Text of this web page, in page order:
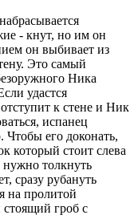
- кнут, но им он
он выбивает из
Это самый
Ника
удастся
к стене и Ник
испанец
Чтобы его доконать,
который стоит слева
нужно толкнуть
сразу рубануть
на пролитой
гроб с